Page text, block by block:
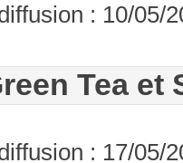
: 10/05/
Tea et
: 17/05/